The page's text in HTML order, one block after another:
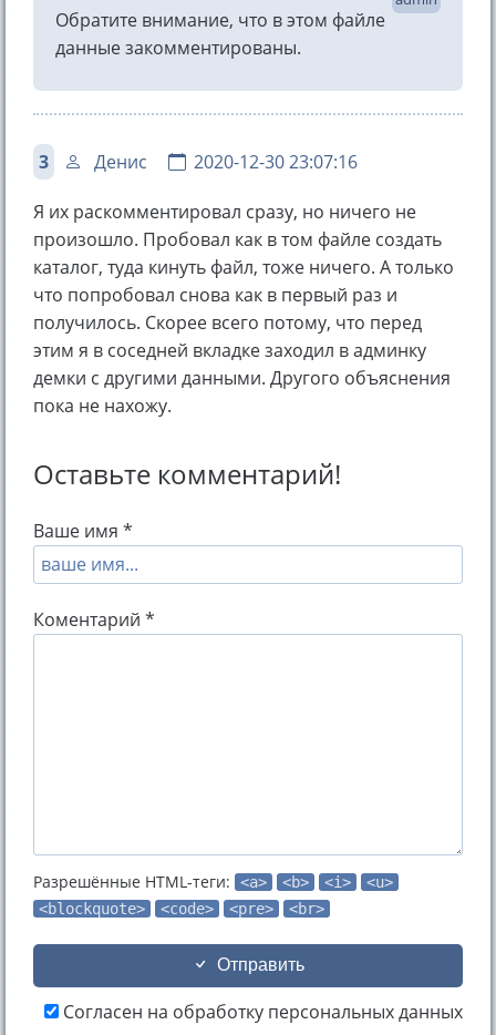
Обратите внимание, что в этом файле
данные закомментированы.
3 Денис 2020-12-30 23:07:16
Я их раскомментировал сразу, но ничего не
произошло. Пробовал как в том файле создать
каталог, туда кинуть файл, тоже ничего. А только
что попробовал снова как в первый раз и
получилось. Скорее всего потому, что перед
этим я в соседней вкладке заходил в админку
демки с другими данными. Другого объяснения
пока не нахожу.
Оставьте комментарий!
Ваше имя *
Коментарий *
Разрешённые HTML-теги: <a> <b> <i>
<u>
<blockquote>
<code> <pre> <br>
Отправить
Согласен на обработку персональных данных